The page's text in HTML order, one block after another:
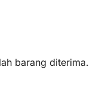
barang diterima.